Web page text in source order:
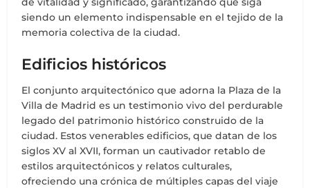
siendo un elemento indispensable en el tejido de la
memoria colectiva de la ciudad.
Edificios históricos
El conjunto arquitectónico que adorna la Plaza de la
Villa de Madrid es un testimonio vivo del perdurable
legado del patrimonio histórico construido de la
ciudad. Estos venerables edificios, que datan de los
siglos XV al XVII, forman un cautivador retablo de
estilos arquitectónicos y relatos culturales,
ofreciendo una crónica de múltiples capas del viaje